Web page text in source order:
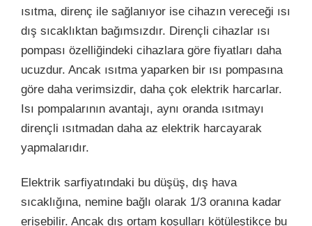
ısıtma, direnç ile sağlanıyor ise cihazın vereceği ısı
dış sıcaklıktan bağımsızdır. Dirençli cihazlar ısı
pompası özelliğindeki cihazlara göre fiyatları daha
ucuzdur. Ancak ısıtma yaparken bir ısı pompasına
göre daha verimsizdir, daha çok elektrik harcarlar.
Isı pompalarının avantajı, aynı oranda ısıtmayı
dirençli ısıtmadan daha az elektrik harcayarak
yapmalarıdır.
Elektrik sarfiyatındaki bu düşüş, dış hava
sıcaklığına, nemine bağlı olarak 1/3 oranına kadar
erişebilir. Ancak dış ortam koşulları kötüleştikçe bu